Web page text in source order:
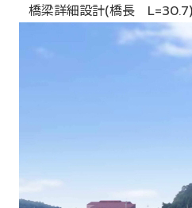
橋梁詳細設計(橋長